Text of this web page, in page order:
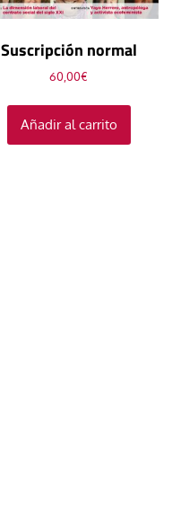
Suscripción normal
60,00€
Añadir al carrito